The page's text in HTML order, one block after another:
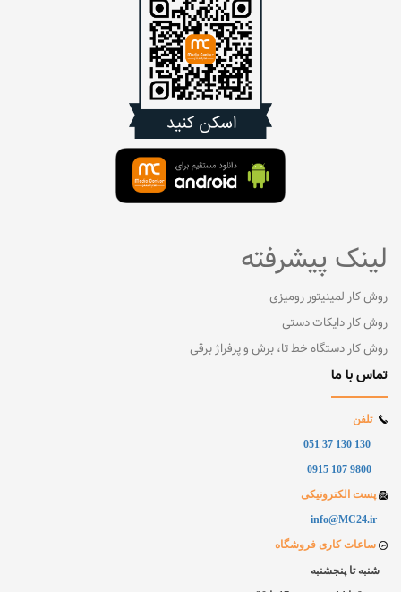
لینک پیشرفته
روش کار لمینیتور رومیزی
روش کار دایکات دستی
روش کار دستگاه خط تا، برش و پرفراژ برقی
تماس با ما
تلفن
130 130 37 051
9800 107 0915
پست الکترونیکی
info@MC24.ir
ساعات کاری فروشگاه
شنبه تا پنجشنبه